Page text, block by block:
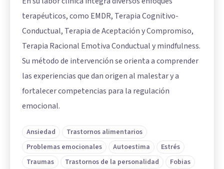
terapéuticos, como EMDR, Terapia Cognitivo-
Conductual, Terapia de Aceptación y Compromiso,
Terapia Racional Emotiva Conductual y mindfulness.
Su método de intervención se orienta a comprender
las experiencias que dan origen al malestar y a
fortalecer competencias para la regulación
emocional.
Ansiedad
Trastornos alimentarios
Problemas emocionales
Autoestima
Estrés
Traumas
Trastornos de la personalidad Fobias